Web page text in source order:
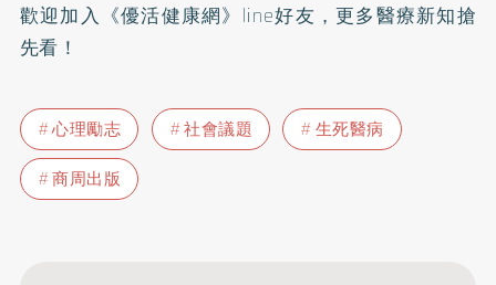
歡迎加入 《優活健康網》line好友 ，更多醫療新知搶
先看！
心理勵志 社會議題
生死醫病
商周出版